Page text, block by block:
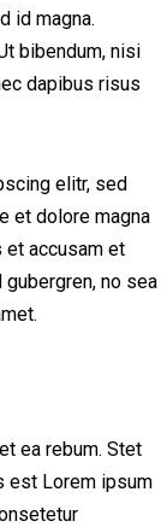
id magna.
bibendum, nisi
dapibus risus
elitr, sed
et dolore magna
et accusam et
no sea
ea rebum. Stet
est Lorem ipsum